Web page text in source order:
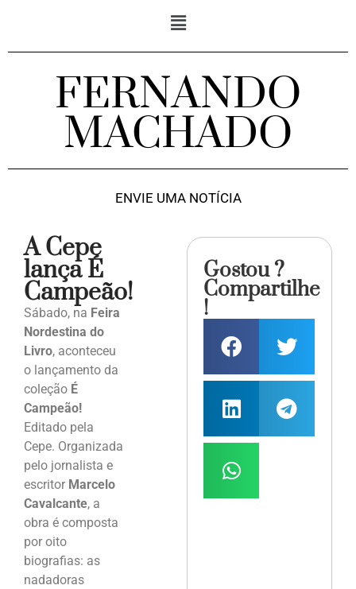
FERNANDO
MACHADO
ENVIE UMA NOTÍCIA
A Cepe
lança É
Campeão!
Sábado, na Feira
Nordestina do
Livro, aconteceu
o lançamento da
coleção É
Campeão!
Editado pela
Cepe. Organizada
pelo jornalista e
escritor Marcelo
Cavalcante, a
obra é composta
por oito
biografias: as
nadadoras
Gostou ?
Compartilhe
!